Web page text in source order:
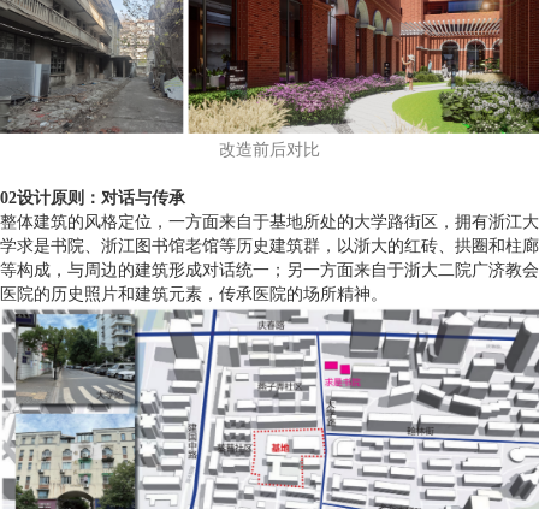
改造前后对比
02设计原则：对话与传承
整体建筑的风格定位，一方面来自于基地所处的大学路街区，拥有浙江大
学求是书院、浙江图书馆老馆等历史建筑群，以浙大的红砖、拱圈和柱廊
等构成，与周边的建筑形成对话统一；另一方面来自于浙大二院广济教会
医院的历史照片和建筑元素，传承医院的场所精神。